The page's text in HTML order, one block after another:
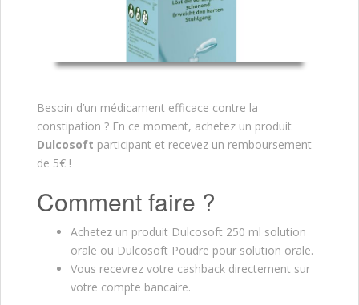
Besoin d’un médicament efficace contre la
constipation ? En ce moment, achetez un produit
Dulcosoft participant et recevez un remboursement
de 5€ !
Comment faire ?
Achetez un produit Dulcosoft 250 ml solution
orale ou Dulcosoft Poudre pour solution orale.
Vous recevrez votre cashback directement sur
votre compte bancaire.